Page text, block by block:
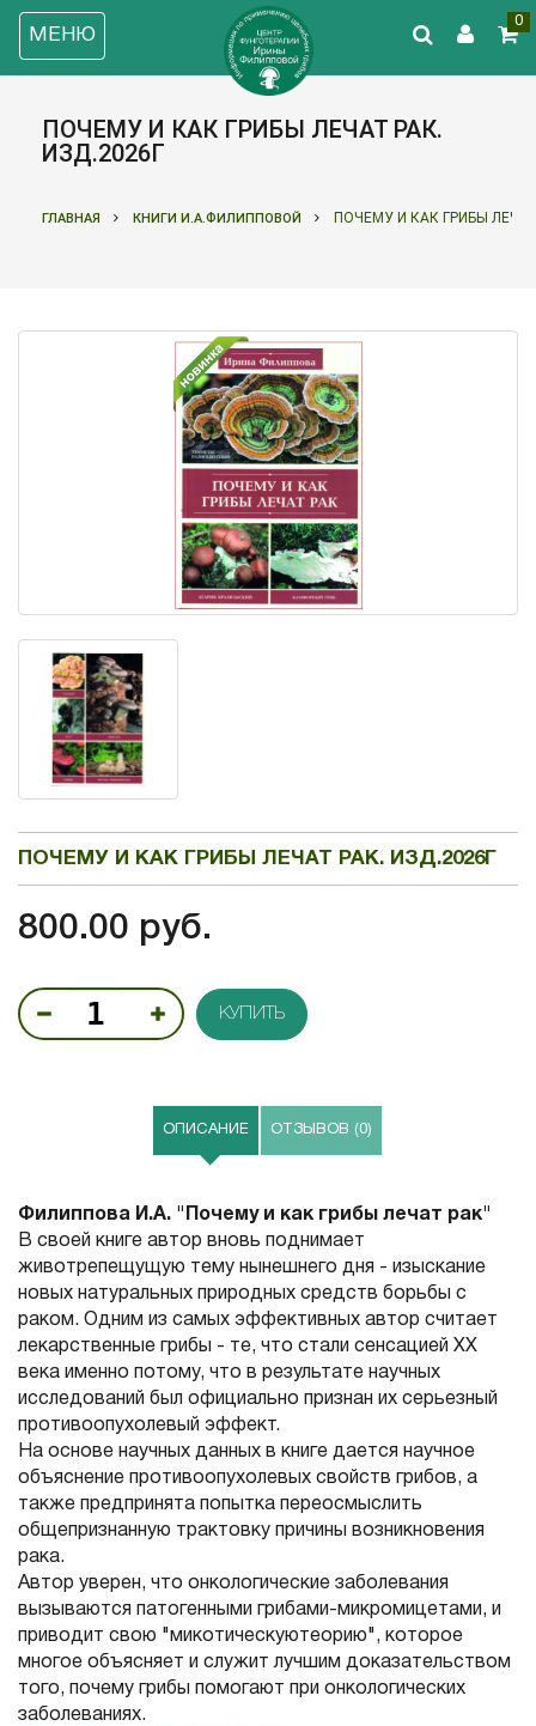
МЕНЮ
0
ПОЧЕМУ И КАК ГРИБЫ ЛЕЧАТ РАК.
ИЗД.2026Г
ГЛАВНАЯ КНИГИ И.А.ФИЛИППОВОЙ ПОЧЕМУ И КАК ГРИБЫ
ПОЧЕМУ И КАК ГРИБЫ ЛЕЧАТ РАК. ИЗД.2026Г
800.00 руб.
КУПИТЬ
ОПИСАНИЕ ОТЗЫВОВ (0)
Филиппова И.А. "Почему и как грибы лечат рак"
В своей книге автор вновь поднимает
животрепещущую тему нынешнего дня - изыскание
новых натуральных природных средств борьбы с
раком. Одним из самых эффективных автор считает
лекарственные грибы - те, что стали сенсацией XX
века именно потому, что в результате научных
исследований был официально признан их серьезный
противоопухолевый эффект.
На основе научных данных в книге дается научное
объяснение противоопухолевых свойств грибов, а
также предпринята попытка переосмыслить
общепризнанную трактовку причины возникновения
рака.
Автор уверен, что онкологические заболевания
вызываются патогенными грибами-микромицетами, и
приводит свою "микотическуютеорию", которое
многое объясняет и служит лучшим доказательством
того, почему грибы помогают при онкологических
заболеваниях.